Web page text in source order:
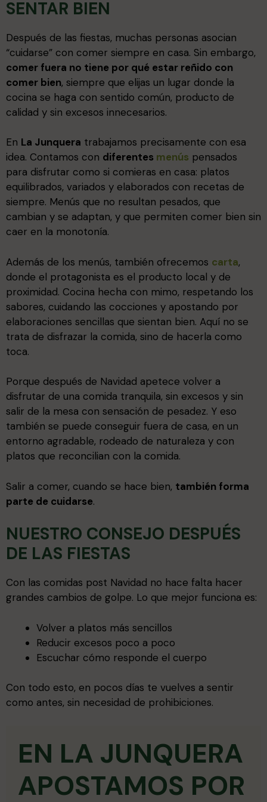
SENTAR BIEN
Después de las fiestas, muchas personas asocian
“cuidarse” con comer siempre en casa. Sin embargo,
comer fuera no tiene por qué estar reñido con
comer bien, siempre que elijas un lugar donde la
cocina se haga con sentido común, producto de
calidad y sin excesos innecesarios.
En La Junquera trabajamos precisamente con esa
idea. Contamos con diferentes menús pensados
para disfrutar como si comieras en casa: platos
equilibrados, variados y elaborados con recetas de
siempre. Menús que no resultan pesados, que
cambian y se adaptan, y que permiten comer bien sin
caer en la monotonía.
Además de los menús, también ofrecemos carta,
donde el protagonista es el producto local y de
proximidad. Cocina hecha con mimo, respetando los
sabores, cuidando las cocciones y apostando por
elaboraciones sencillas que sientan bien. Aquí no se
trata de disfrazar la comida, sino de hacerla como
toca.
Porque después de Navidad apetece volver a
disfrutar de una comida tranquila, sin excesos y sin
salir de la mesa con sensación de pesadez. Y eso
también se puede conseguir fuera de casa, en un
entorno agradable, rodeado de naturaleza y con
platos que reconcilian con la comida.
Salir a comer, cuando se hace bien, también forma
parte de cuidarse.
NUESTRO CONSEJO DESPUÉS
DE LAS FIESTAS
Con las comidas post Navidad no hace falta hacer
grandes cambios de golpe. Lo que mejor funciona es:
Volver a platos más sencillos
Reducir excesos poco a poco
Escuchar cómo responde el cuerpo
Con todo esto, en pocos días te vuelves a sentir
como antes, sin necesidad de prohibiciones.
EN LA JUNQUERA
APOSTAMOS POR